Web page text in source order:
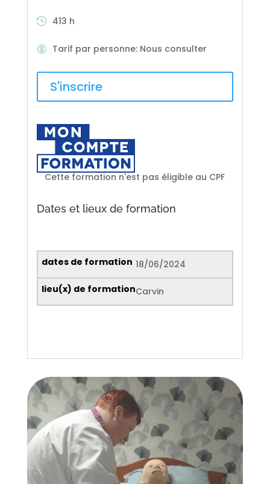
413 h
Tarif par personne: Nous consulter
S'inscrire
Cette formation n'est pas éligible au CPF
Dates et lieux de formation
18/06/2024
Carvin